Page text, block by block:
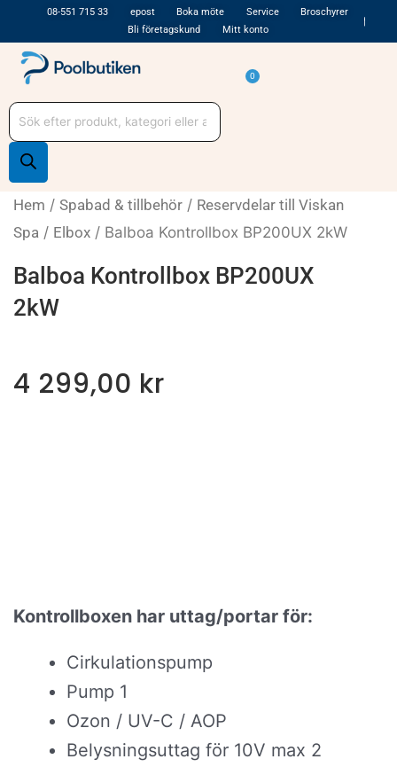
till
innehåll
08-551 715 33 epost Boka möte Service
Broschyrer
Bli företagskund
Mitt konto
0
Varukorg
Produktsökning
Hem / Spabad & tillbehör / Reservdelar till Viskan
Spa / Elbox / Balboa Kontrollbox BP200UX 2kW
Balboa Kontrollbox BP200UX
2kW
4 299,00 kr
Kontrollboxen har uttag/portar för:
Cirkulationspump
Pump 1
Ozon / UV-C / AOP
Belysningsuttag för 10V max 2